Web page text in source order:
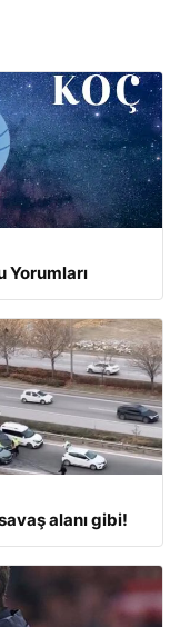
Yorumları
alanı gibi!